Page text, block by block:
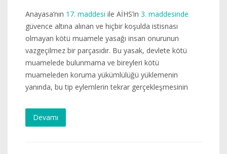
Anayasa’nın 17. maddesi ile AİHS’in 3. maddesinde
güvence altına alınan ve hiçbir koşulda istisnası
olmayan kötü muamele yasağı insan onurunun
vazgeçilmez bir parçasıdır. Bu yasak, devlete kötü
muamelede bulunmama ve bireyleri kötü
muameleden koruma yükümlülüğü yüklemenin
yanında, bu tip eylemlerin tekrar gerçekleşmesinin
Devamı